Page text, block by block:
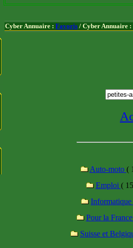
Cyber Annuaire : Favoris / Cyber Annuaire :
Auto-moto (
Emploi (
Informatique
Pour la
Suisse et